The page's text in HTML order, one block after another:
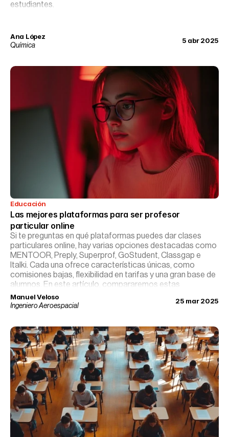
estudiantes.
Ana López
Química
5 abr 2025
Educación
Las mejores plataformas para ser profesor
particular online
Si te preguntas en qué plataformas puedes dar clases
particulares online, hay varias opciones destacadas como
MENTOOR, Preply, Superprof, GoStudent, Classgap e
Italki. Cada una ofrece características únicas, como
comisiones bajas, flexibilidad en tarifas y una gran base de
alumnos. En este artículo, compararemos estas
plataformas para que puedas elegir la que mejor se adapte
a tus necesidades y objetivos como profesor.
Manuel Veloso
Ingeniero Aeroespacial
25 mar 2025